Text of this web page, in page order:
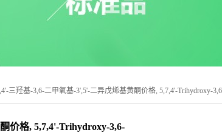
三羟基-3,6-二甲氧基-3',5'-二异戊烯基黄酮价格, 5,7,4'-Trihydroxy-3,6-
价格, 5,7,4'-Trihydroxy-3,6-